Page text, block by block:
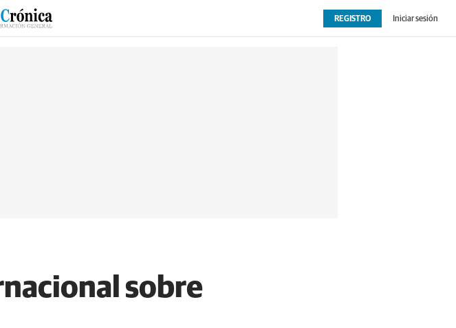
ESPECIALES DEPORTES OPINIÓN EXTRAS
REGISTRO Iniciar sesión
sobre